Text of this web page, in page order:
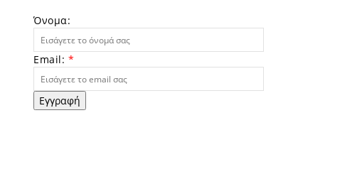
Όνομα:
Email: *
Εγγραφή